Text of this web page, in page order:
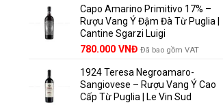
chọn
đáng
giá?
rượu
vang
Pháp
và
những
yêu
vang
nên
Được
Bao
Lâu?
Hướng
Dẫn
Trữ
Và
Trưởng
Thành
Capo Amarino Primitivo 17% –
Rượu Vang Ý Đậm Đà Từ Puglia |
Cantine Sgarzi Luigi
Giá
là:
858.000 VNĐ.
780.000 VNĐGiá
tại
là:
780.000 VNĐ.
Đã bao gồm VAT
1924 Teresa Negroamaro-
Sangiovese – Rượu Vang Ý Cao
Cấp Từ Puglia | Le Vin Sud